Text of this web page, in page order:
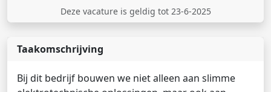
Deze vacature is geldig tot 23-6-2025
Taakomschrijving
Bij dit bedrijf bouwen we niet alleen aan slimme